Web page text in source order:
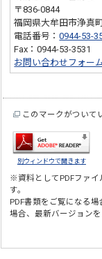
〒836-0844
福岡県大牟田市浄真
電話番号：0944-53-
Fax：0944-53-3531
お問い合わせフォー
このマークがついて
別ウィンドウで開きます
※資料としてPDFファ
す。
PDF書類をご覧になる場
場合、最新バージョンを